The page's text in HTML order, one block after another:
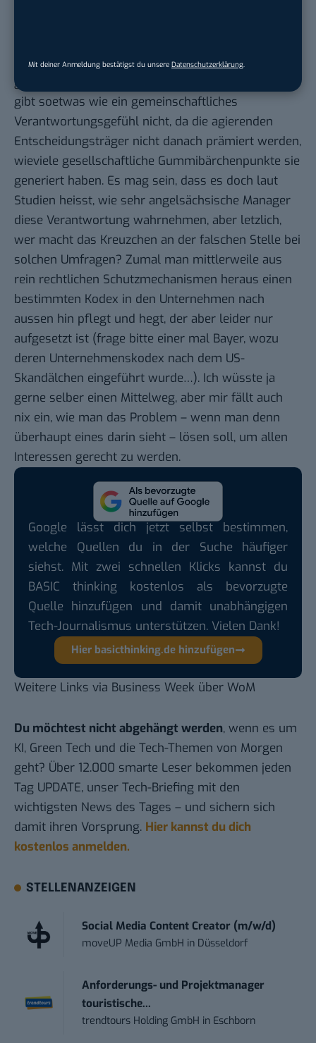
Mit deiner Anmeldung bestätigst du unsere Datenschutzerklärung.
Problem ist, dass die Unternehmen nicht
gemeinschaftlich agieren, sondern jedes für sich. Es
gibt soetwas wie ein gemeinschaftliches
Verantwortungsgefühl nicht, da die agierenden
Entscheidungsträger nicht danach prämiert werden,
wieviele gesellschaftliche Gummibärchenpunkte sie
generiert haben. Es mag sein, dass es doch laut
Studien heisst, wie sehr angelsächsische Manager
diese Verantwortung wahrnehmen, aber letzlich,
wer macht das Kreuzchen an der falschen Stelle bei
solchen Umfragen? Zumal man mittlerweile aus
rein rechtlichen Schutzmechanismen heraus einen
bestimmten Kodex in den Unternehmen nach
aussen hin pflegt und hegt, der aber leider nur
aufgesetzt ist (frage bitte einer mal Bayer, wozu
deren Unternehmenskodex nach dem US-
Skandälchen eingeführt wurde…). Ich wüsste ja
gerne selber einen Mittelweg, aber mir fällt auch
nix ein, wie man das Problem – wenn man denn
überhaupt eines darin sieht – lösen soll, um allen
Interessen gerecht zu werden.
Google lässt dich jetzt selbst bestimmen,
welche Quellen du in der Suche häufiger
siehst. Mit zwei schnellen Klicks kannst du
BASIC thinking kostenlos als bevorzugte
Quelle hinzufügen und damit unabhängigen
Tech-Journalismus unterstützen. Vielen Dank!
Hier basicthinking.de hinzufügen
Weitere Links via Business Week über WoM
Du möchtest nicht abgehängt werden, wenn es um
KI, Green Tech und die Tech-Themen von Morgen
geht? Über 12.000 smarte Leser bekommen jeden
Tag UPDATE, unser Tech-Briefing mit den
wichtigsten News des Tages – und sichern sich
damit ihren Vorsprung. Hier kannst du dich
kostenlos anmelden.
STELLENANZEIGEN
Social Media Content Creator (m/w/d)
moveUP Media GmbH in Düsseldorf
Anforderungs- und Projektmanager
touristische...
trendtours Holding GmbH in Eschborn